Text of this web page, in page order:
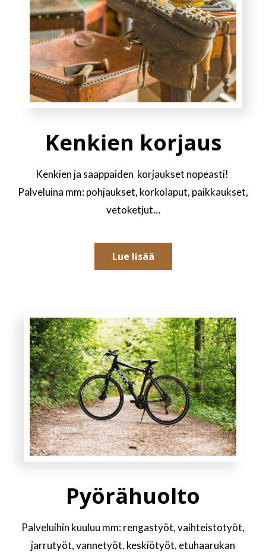
Kenkien korjaus
Kenkien ja saappaiden korjaukset nopeasti!
Palveluina mm: pohjaukset, korkolaput, paikkaukset,
vetoketjut…
Lue lisää
Pyörähuolto
Palveluihin kuuluu mm: rengastyöt, vaihteistotyöt,
jarrutyöt, vannetyöt, keskiötyöt, etuhaarukan